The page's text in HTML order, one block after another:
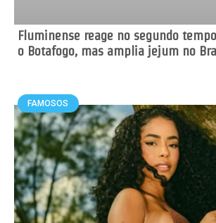
Fluminense reage no segundo
o Botafogo, mas amplia jejum no
FAMOSOS